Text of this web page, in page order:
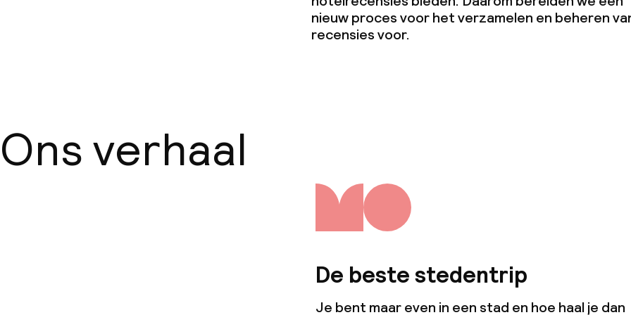
Kleine huisdieren toegestaan
(minder dan de 5 kg)
nieuw proces voor het verzamelen en beheren
recensies voor.
Ons verhaal
De beste stedentrip
Je bent maar even in een stad en hoe haal je dan